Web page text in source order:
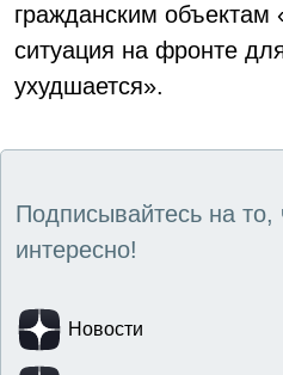
гражданским объектам
ситуация на фронте
ухудшается».
Подписывайтесь на то,
интересно!
Новости